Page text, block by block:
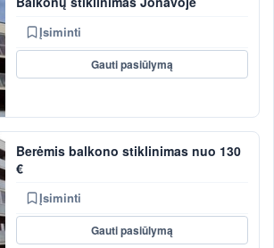
Įsiminti
Gauti pasiūlymą
Berėmis balkono stiklinimas nuo 130
€
Įsiminti
Gauti pasiūlymą